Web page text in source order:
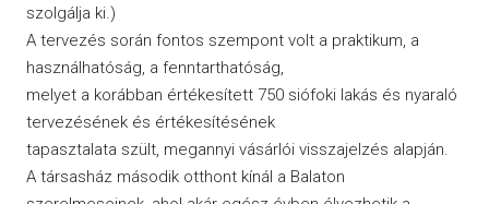
szolgálja ki.)
A tervezés során fontos szempont volt a praktikum, a
használhatóság, a fenntarthatóság,
melyet a korábban értékesített 750 siófoki lakás és nyaraló
tervezésének és értékesítésének
tapasztalata szült, megannyi vásárlói visszajelzés alapján.
A társasház második otthont kínál a Balaton